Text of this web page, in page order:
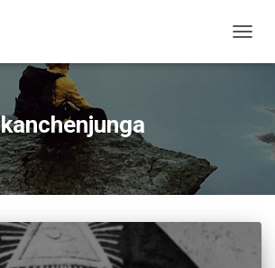
kanchenjunga